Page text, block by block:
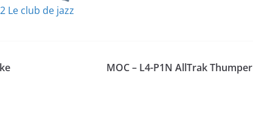
Le club de jazz
MOC – L4-P1N AllTrak Thumper